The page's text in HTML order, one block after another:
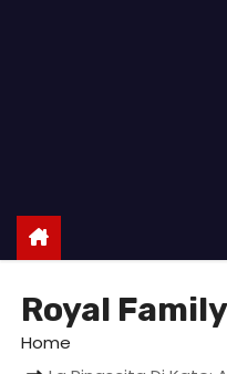
Royal Family
Home